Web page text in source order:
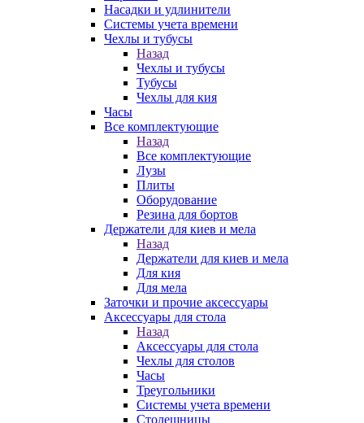
Насадки и удлинители
Системы учета времени
Чехлы и тубусы
Назад
Чехлы и тубусы
Тубусы
Чехлы для кия
Часы
Все комплектующие
Назад
Все комплектующие
Лузы
Плиты
Оборудование
Резина для бортов
Держатели для киев и мела
Назад
Держатели для киев и мела
Для кия
Для мела
Заточки и прочие аксессуары
Аксессуары для стола
Назад
Аксессуары для стола
Чехлы для столов
Часы
Треугольники
Системы учета времени
Столешницы